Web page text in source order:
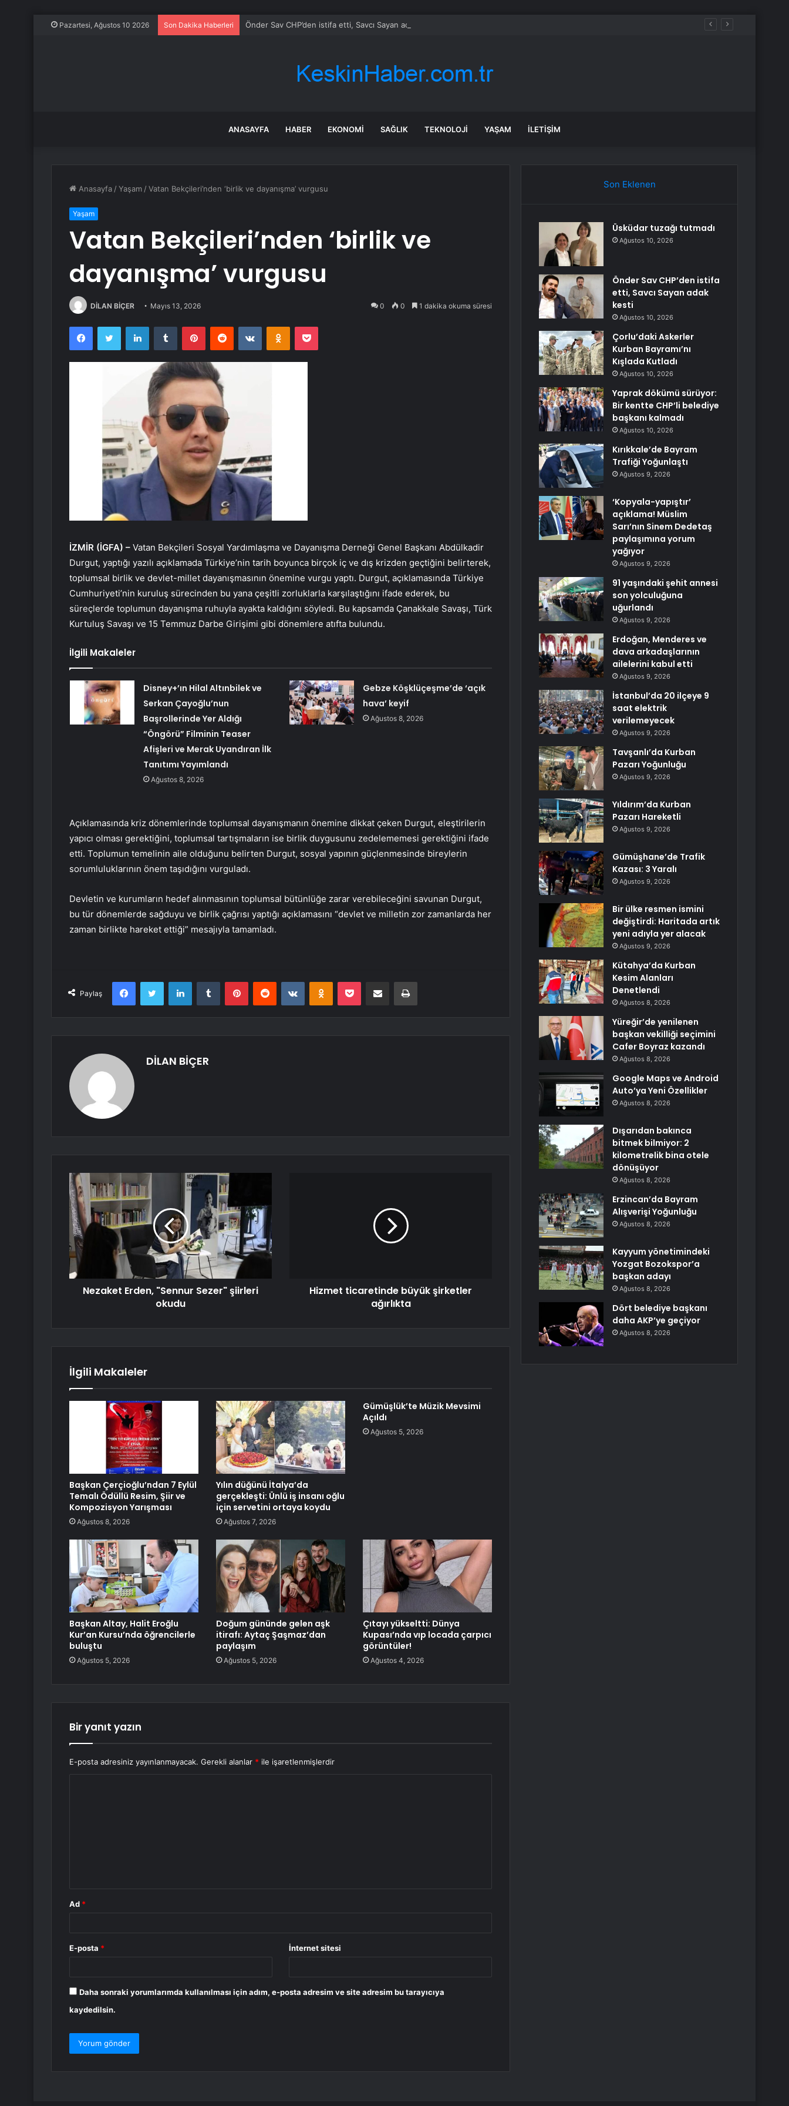
Pazartesi, Ağustos 10 2026 Son Dakika Haberleri Önder Sav CHP’den istifa etti, Savcı Sayan adak kesti
ANASAYFA HABER EKONOMI SAĞLIK TEKNOLOJI YAŞAM İLETIŞIM
Anasayfa /Yaşam /Vatan Bekçileri’nden ‘birlik ve dayanışma’ vurgusu
Yaşam
Vatan Bekçileri’nden ‘birlik ve
dayanışma’ vurgusu
DİLAN BİÇER Mayıs 13, 2026 0 0 1 dakika okuma süresi
FacebookTwitter LinkedInTumblr PinterestReddit VKontakteOdnoklassniki
Pocket
İZMİR (İGFA) – Vatan Bekçileri Sosyal Yardımlaşma ve Dayanışma Derneği Genel Başkanı Abdülkadir
Durgut, yaptığı yazılı açıklamada Türkiye’nin tarih boyunca birçok iç ve dış krizden geçtiğini belirterek,
toplumsal birlik ve devlet-millet dayanışmasının önemine vurgu yaptı. Durgut, açıklamasında Türkiye
Cumhuriyeti’nin kuruluş sürecinden bu yana çeşitli zorluklarla karşılaştığını ifade ederek, bu
süreçlerde toplumun dayanışma ruhuyla ayakta kaldığını söyledi. Bu kapsamda Çanakkale Savaşı, Türk
Kurtuluş Savaşı ve 15 Temmuz Darbe Girişimi gibi dönemlere atıfta bulundu.
İlgili Makaleler
Disney+’ın Hilal Altınbilek ve
Serkan Çayoğlu’nun
Başrollerinde Yer Aldığı
“Öngörü” Filminin Teaser
Afişleri ve Merak Uyandıran İlk
Tanıtımı Yayımlandı
Ağustos 8, 2026
Gebze Köşklüçeşme’de ‘açık
hava’ keyif
Ağustos 8, 2026
Açıklamasında kriz dönemlerinde toplumsal dayanışmanın önemine dikkat çeken Durgut, eleştirilerin
yapıcı olması gerektiğini, toplumsal tartışmaların ise birlik duygusunu zedelememesi gerektiğini ifade
etti. Toplumun temelinin aile olduğunu belirten Durgut, sosyal yapının güçlenmesinde bireylerin
sorumluluklarının önem taşıdığını vurguladı.
Devletin ve kurumların hedef alınmasının toplumsal bütünlüğe zarar verebileceğini savunan Durgut,
bu tür dönemlerde sağduyu ve birlik çağrısı yaptığı açıklamasını “devlet ve milletin zor zamanlarda her
zaman birlikte hareket ettiği” mesajıyla tamamladı.
Paylaş
FacebookTwitter LinkedInTumblr PinterestReddit VKontakteOdnoklassniki
Pocket E-Posta ile paylaş Yazdır
DİLAN BİÇER
Nezaket Erden, "Sennur Sezer" şiirleri
okudu
Hizmet ticaretinde büyük şirketler
ağırlıkta
İlgili Makaleler
Başkan Çerçioğlu’ndan 7 Eylül
Temalı Ödüllü Resim, Şiir ve
Kompozisyon Yarışması
Ağustos 8, 2026
Yılın düğünü İtalya’da
gerçekleşti: Ünlü iş insanı oğlu
için servetini ortaya koydu
Ağustos 7, 2026
Gümüşlük’te Müzik Mevsimi
Açıldı
Ağustos 5, 2026
Başkan Altay, Halit Eroğlu
Kur’an Kursu’nda öğrencilerle
buluştu
Ağustos 5, 2026
Doğum gününde gelen aşk
itirafı: Aytaç Şaşmaz’dan
paylaşım
Ağustos 5, 2026
Çıtayı yükseltti: Dünya
Kupası’nda vıp locada çarpıcı
görüntüler!
Ağustos 4, 2026
Bir yanıt yazın
E-posta adresiniz yayınlanmayacak. Gerekli alanlar * ile işaretlenmişlerdir
Ad *
E-posta * İnternet sitesi
Daha sonraki yorumlarımda kullanılması için adım, e-posta adresim ve site adresim bu tarayıcıya
kaydedilsin.
Son Eklenen
Üsküdar tuzağı tutmadı
Ağustos 10, 2026
Önder Sav CHP’den istifa
etti, Savcı Sayan adak
kesti
Ağustos 10, 2026
Çorlu’daki Askerler
Kurban Bayramı’nı
Kışlada Kutladı
Ağustos 10, 2026
Yaprak dökümü sürüyor:
Bir kentte CHP’li belediye
başkanı kalmadı
Ağustos 10, 2026
Kırıkkale’de Bayram
Trafiği Yoğunlaştı
Ağustos 9, 2026
‘Kopyala-yapıştır’
açıklama! Müslim
Sarı’nın Sinem Dedetaş
paylaşımına yorum
yağıyor
Ağustos 9, 2026
91 yaşındaki şehit annesi
son yolculuğuna
uğurlandı
Ağustos 9, 2026
Erdoğan, Menderes ve
dava arkadaşlarının
ailelerini kabul etti
Ağustos 9, 2026
İstanbul’da 20 ilçeye 9
saat elektrik
verilemeyecek
Ağustos 9, 2026
Tavşanlı’da Kurban
Pazarı Yoğunluğu
Ağustos 9, 2026
Yıldırım’da Kurban
Pazarı Hareketli
Ağustos 9, 2026
Gümüşhane’de Trafik
Kazası: 3 Yaralı
Ağustos 9, 2026
Bir ülke resmen ismini
değiştirdi: Haritada artık
yeni adıyla yer alacak
Ağustos 9, 2026
Kütahya’da Kurban
Kesim Alanları
Denetlendi
Ağustos 8, 2026
Yüreğir’de yenilenen
başkan vekilliği seçimini
Cafer Boyraz kazandı
Ağustos 8, 2026
Google Maps ve Android
Auto’ya Yeni Özellikler
Ağustos 8, 2026
Dışarıdan bakınca
bitmek bilmiyor: 2
kilometrelik bina otele
dönüşüyor
Ağustos 8, 2026
Erzincan’da Bayram
Alışverişi Yoğunluğu
Ağustos 8, 2026
Kayyum yönetimindeki
Yozgat Bozokspor’a
başkan adayı
Ağustos 8, 2026
Dört belediye başkanı
daha AKP’ye geçiyor
Ağustos 8, 2026